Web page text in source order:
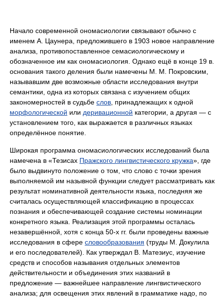
Начало современной ономасиологии связывают обычно с
именем А. Цаунера, предложившего в 1903 новое направление
анализа, противопоставленное семасиологическому и
обозначенное им как ономасиология. Однако ещё в конце 19 в.
основания такого деления были намечены М. М. Покровским,
называвшим две возможные области исследования внутри
семантики, одна из которых связана с изучением общих
закономерностей в судьбе слов , принадлежащих к одной
морфологической или деривационной категории, а другая — с
установлением того, как выражается в различных языках
определённое понятие.
Широкая программа ономасиологических исследований была
намечена в «Тезисах Пражского лингвистического кружка», где
было выдвинуто положение о том, что слово с точки зрения
выполняемой им назывной функции следует рассматривать как
результат номинативной деятельности языка, последняя же
считалась осуществляющей классификацию в процессах
познания и обеспечивающей создание системы номинации
конкретного языка. Реализация этой программы осталась
незавершённой, хотя с конца 50‑х гг. были проведены важные
исследования в сфере словообразования (труды М. Докулила
и его последователей). Как утверждал В. Матезиус, изучение
средств и способов называния отдельных элементов
действительности и объединения этих названий в
предложение — важнейшее направление лингвистического
анализа; для освещения этих явлений в грамматике надо, по